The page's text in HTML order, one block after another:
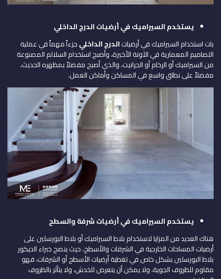
يستخدم السيراميك في أرضيات الدرج الداخلي
بات استخدام السيراميك في أرضياتالدرج الداخليجزءاً مهماً في عملية
التصاميم المعمارية في الآونة الأخيرة، وأصبح استخدام السلالم المصنوعة
من السيراميك أو الرخام أو الجرانيت، والذي أصبح مفضلاً بمظهره الحديث،
مفضلاً على نطاق واسع في المساكن وأماكن العمل.
يستخدم السيراميك في أرضيات شرفة والسطح
هناك العديد من المزايا لاستخدام بلاط السيراميك أو بلاط البورسلين على
أرضيات المساحات الخارجية في الشرفات والأسطح، حيث ينصح خبراء الديكور
بلاط البورسلين بشكل خاص في تغطية أرضيات الأسطح أو الشرفات، فهو
مقاوم للظروف الجوية، ولا يمكن أن يتعرض للخدش، ولا يتأثر بالظروف